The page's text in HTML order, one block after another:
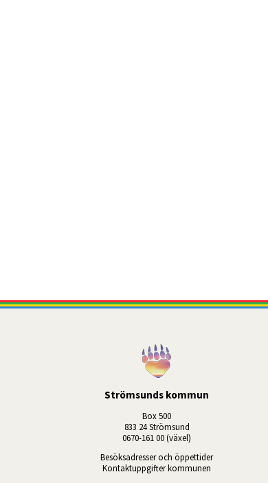
Strömsunds kommun
Box 500
833 24 Strömsund
0670-161 00 (växel)
Besöksadresser och öppettider
Kontaktuppgifter kommunen